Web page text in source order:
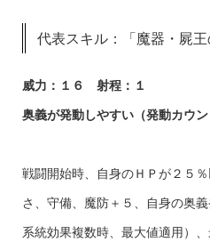
代表スキル：「魔器・屍王
威力：１６ 射程：１
奥義が発動しやすい（発動カウン
戦闘開始時、自身のＨＰが２５
さ、守備、魔防＋５、自身の奥
系統効果複数時、最大値適用）